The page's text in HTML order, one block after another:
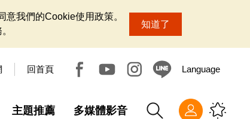
我們的Cookie使用政策。
知道了
回首頁 Language
主題推薦 多媒體影音